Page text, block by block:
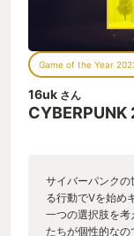
る。 サイバーパ
シティを渡り歩
るものはない。
生き抜くか／ど
験を味わうのにも
きがかかったアッ
レーシックも怖く
Game of the Year
16uk さん
CYBERPUNK
サイバーパンク
る行動でVを始め
一つの選択肢を
たちが個性的な